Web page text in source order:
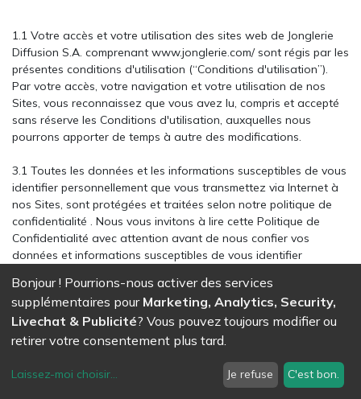
1.1 Votre accès et votre utilisation des sites web de Jonglerie
Diffusion S.A. comprenant www.jonglerie.com/ sont régis par les
présentes conditions d'utilisation (“Conditions d'utilisation”).
Par votre accès, votre navigation et votre utilisation de nos
Sites, vous reconnaissez que vous avez lu, compris et accepté
sans réserve les Conditions d'utilisation, auxquelles nous
pourrons apporter de temps à autre des modifications.
3.1 Toutes les données et les informations susceptibles de vous
identifier personnellement que vous transmettez via Internet à
nos Sites, sont protégées et traitées selon notre politique de
confidentialité . Nous vous invitons à lire cette Politique de
Confidentialité avec attention avant de nous confier vos
données et informations susceptibles de vous identifier
3.2 Toute autre information ou matériel que vous communiquez
via Internet à Jonglerie Diffusion S.A., par courrier électronique
ou tout autre moyen, y compris des dates, questions,
pas traitées comme étant confidentielles ou propriétaires. Tout
ce que vous transmettez ou chargez deviendra la propriété de
Bonjour ! Pourrions-nous activer des services
supplémentaires pour Marketing, Analytics, Security,
Livechat & Publicité? Vous pouvez toujours modifier ou
retirer votre consentement plus tard.
Laissez-moi choisir... Je refuse C'est bon.